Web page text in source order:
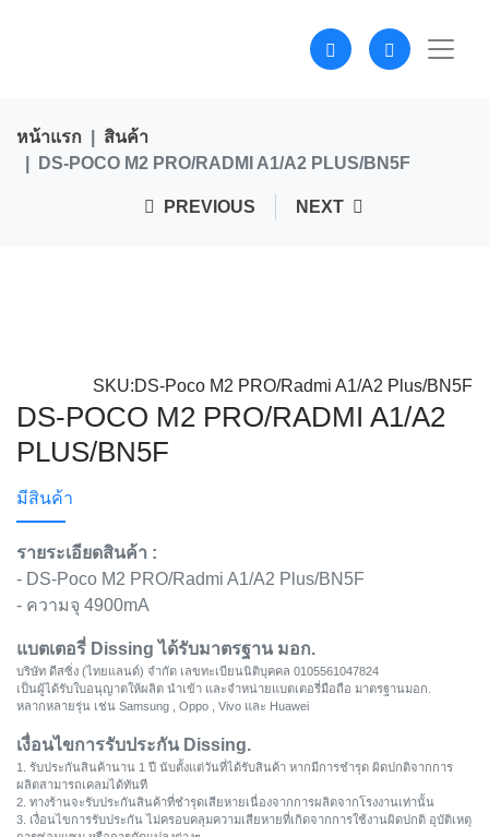
หน้าแรก
สินค้า
DS-POCO M2 PRO/RADMI A1/A2 PLUS/BN5F
PREVIOUS NEXT
SKU:DS-Poco M2 PRO/Radmi A1/A2 Plus/BN5F
DS-POCO M2 PRO/RADMI A1/A2
PLUS/BN5F
มีสินค้า
รายระเอียดสินค้า :
- DS-Poco M2 PRO/Radmi A1/A2 Plus/BN5F
- ความจุ 4900mA
แบตเตอรี่ Dissing ได้รับมาตรฐาน มอก.
บริษัท ดีสซิ่ง (ไทยแลนด์) จำกัด เลขทะเบียนนิติบุคคล 0105561047824
เป็นผู้ได้รับใบอนุญาตให้ผลิต นำเข้า และจำหน่ายแบตเตอรี่มือถือ มาตรฐานมอก.
หลากหลายรุ่น เช่น Samsung , Oppo , Vivo และ Huawei
เงื่อนไขการรับประกัน Dissing.
1. รับประกันสินค้านาน 1 ปี นับตั้งแต่วันที่ได้รับสินค้า หากมีการชำรุด ผิดปกติจากการ
ผลิตสามารถเคลมได้ทันที
2. ทางร้านจะรับประกันสินค้าที่ชำรุดเสียหายเนื่องจากการผลิตจากโรงงานเท่านั้น
3. เงื่อนไขการรับประกัน ไม่ครอบคลุมความเสียหายที่เกิดจากการใช้งานผิดปกติ อุบัติเหตุ